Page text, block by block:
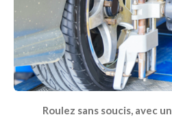
Roulez sans soucis, avec un